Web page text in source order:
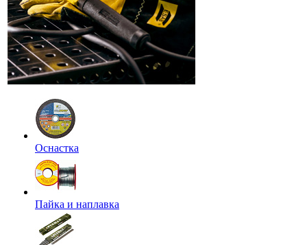
Оснастка
Пайка и наплавка